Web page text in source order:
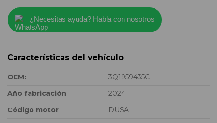
¿Necesitas ayuda? Habla con nosotros
Características del vehículo
OEM:
3Q1959435C
Año fabricación
2024
Código motor
DUSA